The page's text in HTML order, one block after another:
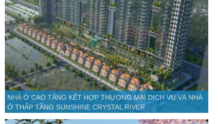
NHÀ Ở CAO TẦNG KẾT HỢP THƯƠNG MẠI DỊCH VỤ VÀ NHÀ
Ở THẤP TẦNG SUNSHINE CRYSTAL RIVER